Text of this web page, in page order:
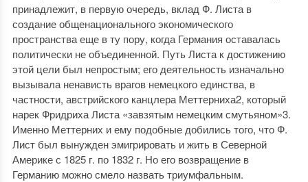
принадлежит, в первую очередь, вклад Ф. Листа в
создание общенационального экономического
пространства еще в ту пору, когда Германия оставалась
политически не объединенной. Путь Листа к достижению
этой цели был непростым; его деятельность изначально
вызывала ненависть врагов немецкого единства, в
частности, австрийского канцлера Меттерниха2, который
нарек Фридриха Листа «завзятым немецким смутьяном»3.
Именно Меттерних и ему подобные добились того, что Ф.
Лист был вынужден эмигрировать и жить в Северной
Америке с 1825 г. по 1832 г. Но его возвращение в
Германию можно смело назвать триумфальным.